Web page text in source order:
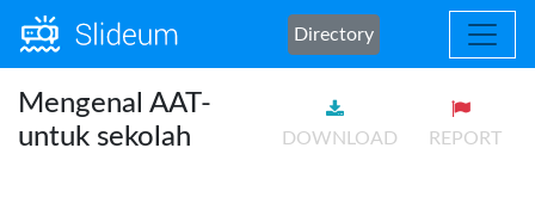
Directory
Mengenal AAT-
untuk sekolah
DOWNLOAD REPORT